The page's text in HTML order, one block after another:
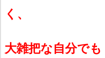
く、
大雑把な自分で